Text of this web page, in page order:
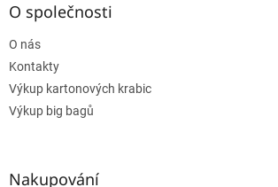
O společnosti
O nás
Kontakty
Výkup kartonových krabic
Výkup big bagů
Nakupování